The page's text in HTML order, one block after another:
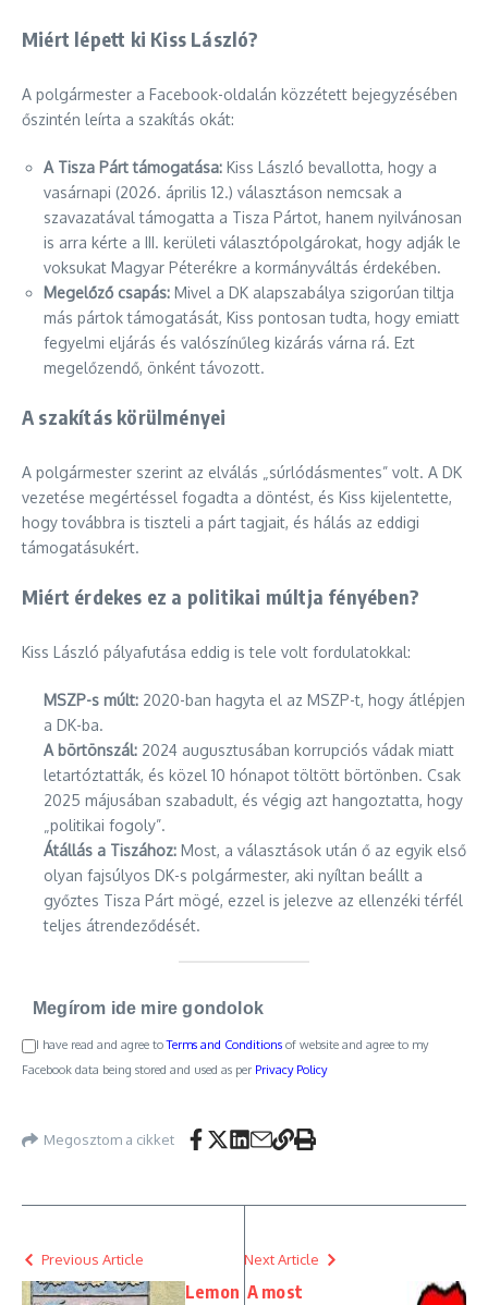
Miért lépett ki Kiss László?
A polgármester a Facebook-oldalán közzétett bejegyzésében
őszintén leírta a szakítás okát:
A Tisza Párt támogatása: Kiss László bevallotta, hogy a
vasárnapi (2026. április 12.) választáson nemcsak a
szavazatával támogatta a Tisza Pártot, hanem nyilvánosan
is arra kérte a III. kerületi választópolgárokat, hogy adják le
voksukat Magyar Péterékre a kormányváltás érdekében.
Megelőző csapás: Mivel a DK alapszabálya szigorúan tiltja
más pártok támogatását, Kiss pontosan tudta, hogy emiatt
fegyelmi eljárás és valószínűleg kizárás várna rá. Ezt
megelőzendő, önként távozott.
A szakítás körülményei
A polgármester szerint az elválás „súrlódásmentes” volt. A DK
vezetése megértéssel fogadta a döntést, és Kiss kijelentette,
hogy továbbra is tiszteli a párt tagjait, és hálás az eddigi
támogatásukért.
Miért érdekes ez a politikai múltja fényében?
Kiss László pályafutása eddig is tele volt fordulatokkal:
MSZP-s múlt: 2020-ban hagyta el az MSZP-t, hogy átlépjen
a DK-ba.
A börtönszál: 2024 augusztusában korrupciós vádak miatt
letartóztatták, és közel 10 hónapot töltött börtönben. Csak
2025 májusában szabadult, és végig azt hangoztatta, hogy
„politikai fogoly”.
Átállás a Tiszához: Most, a választások után ő az egyik első
olyan fajsúlyos DK-s polgármester, aki nyíltan beállt a
győztes Tisza Párt mögé, ezzel is jelezve az ellenzéki térfél
teljes átrendeződését.
Megírom ide mire gondolok
I have read and agree toTerms and Conditions of website and agree to my
Facebook data being stored and used as per Privacy Policy
Megosztom a cikket
Previous Article
Lemon
Next Article
A most